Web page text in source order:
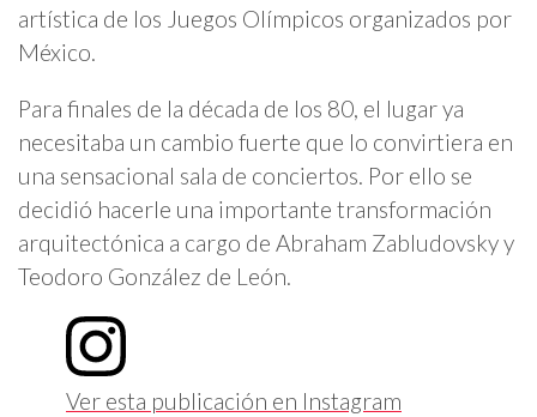
artística de los Juegos Olímpicos organizados por
México.
Para finales de la década de los 80, el lugar ya
necesitaba un cambio fuerte que lo convirtiera en
una sensacional sala de conciertos. Por ello se
decidió hacerle una importante transformación
arquitectónica a cargo de Abraham Zabludovsky y
Teodoro González de León.
Ver esta publicación en Instagram